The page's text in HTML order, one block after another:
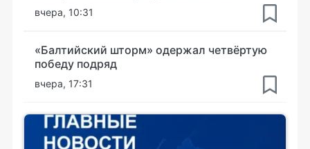
вчера, 10:31
«Балтийский шторм» одержал четвёртую
победу подряд
вчера, 17:31